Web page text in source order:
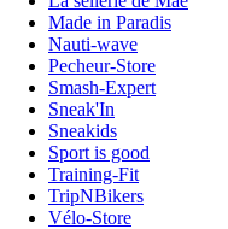
Made in Paradis
Nauti-wave
Pecheur-Store
Smash-Expert
Sneak'In
Sneakids
Sport is good
Training-Fit
TripNBikers
Vélo-Store